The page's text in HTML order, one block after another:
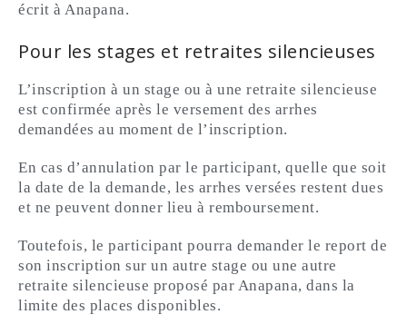
écrit à Anapana.
Pour les stages et retraites silencieuses
L’inscription à un stage ou à une retraite silencieuse
est confirmée après le versement des arrhes
demandées au moment de l’inscription.
En cas d’annulation par le participant, quelle que soit
la date de la demande, les arrhes versées restent dues
et ne peuvent donner lieu à remboursement.
Toutefois, le participant pourra demander le report de
son inscription sur un autre stage ou une autre
retraite silencieuse proposé par Anapana, dans la
limite des places disponibles.